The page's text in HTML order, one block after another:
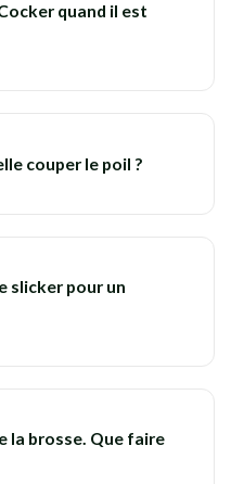
quand il est
couper le poil ?
slicker pour un
la brosse. Que faire